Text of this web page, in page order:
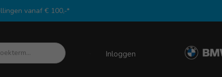
vanaf € 100,-*
Inloggen